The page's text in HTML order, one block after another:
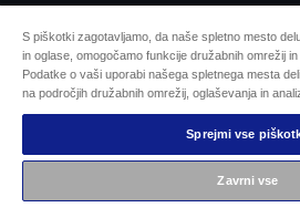
Kontaktirajte nas glede
Informacije o
Epsonova zavezanost
Avtorske pravice © 2026
S piškotki zagotavljamo, da naše spletno mesto
in oglase, omogočamo funkcije družabnih omrežij
Podatke o vaši uporabi našega spletnega mesta
na področjih družabnih omrežij, oglaševanja in
Sprejmi vse
Zavrni vse